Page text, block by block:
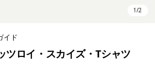
イド
ツロイ・スカイズ・Tシャツ